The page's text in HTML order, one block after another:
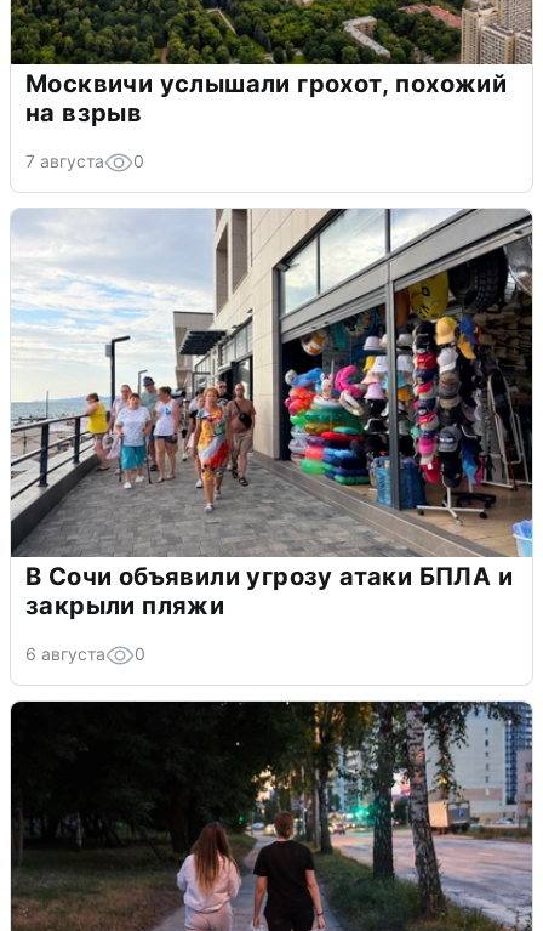
Москвичи услышали грохот, похожий
на взрыв
7 августа 0
В Сочи объявили угрозу атаки БПЛА и
закрыли пляжи
6 августа 0